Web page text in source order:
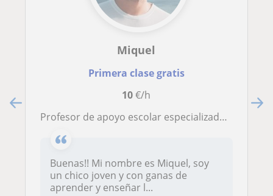
Miquel
Primera clase gratis
10€/h
Profesor de apoyo escolar especializado en los campos de las ciencias, como física, química, biologia y ciencias naturales (ESO)
Buenas!! Mi nombre es Miquel, soy
un chico joven y con ganas de
aprender y enseñar l...